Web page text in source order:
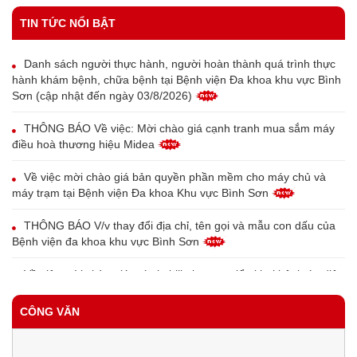
TIN TỨC NỔI BẬT
Danh sách người thực hành, người hoàn thành quá trình thực
hành khám bệnh, chữa bệnh tại Bệnh viện Đa khoa khu vực Bình
Sơn (cập nhật đến ngày 03/8/2026)
THÔNG BÁO Về việc: Mời chào giá cạnh tranh mua sắm máy
điều hoà thương hiệu Midea
Về việc mời chào giá bản quyền phần mềm cho máy chủ và
máy trạm tại Bệnh viện Đa khoa Khu vực Bình Sơn
THÔNG BÁO V/v thay đổi địa chỉ, tên gọi và mẫu con dấu của
Bệnh viện đa khoa khu vực Bình Sơn
Về việc mời chào giá máy in bill phục vụ triển khai bệnh án điện
CÔNG VĂN